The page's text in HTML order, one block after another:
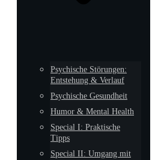
Psychische Störungen:
Entstehung & Verlauf
Psychische Gesundheit
Humor & Mental Health
Special I: Praktische
Tipps
Special II: Umgang mit